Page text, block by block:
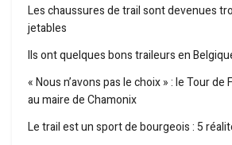
Les chaussures de trail sont devenues
jetables
Ils ont quelques bons traileurs en
« Nous n’avons pas le choix » : le Tour
au maire de Chamonix
Le trail est un sport de bourgeois : 5